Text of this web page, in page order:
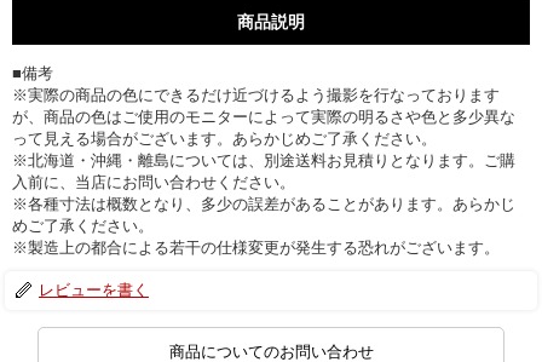
商品説明
■備考
※実際の商品の色にできるだけ近づけるよう撮影を行なっております
が、商品の色はご使用のモニターによって実際の明るさや色と多少異な
って見える場合がございます。あらかじめご了承ください。
※北海道・沖縄・離島については、別途送料お見積りとなります。ご購
入前に、当店にお問い合わせください。
※各種寸法は概数となり、多少の誤差があることがあります。あらかじ
めご了承ください。
※製造上の都合による若干の仕様変更が発生する恐れがございます。
レビューを書く
商品についてのお問い合わせ